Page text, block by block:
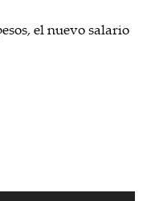
el nuevo salario